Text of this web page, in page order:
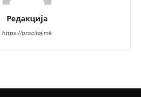
Редакција
https://procitaj.mk